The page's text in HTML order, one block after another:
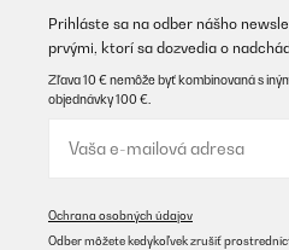
Prihláste sa na odber nášho
prvými, ktorí sa dozvedia o
Zľava 10 € nemôže byť kombinovaná s
objednávky 100 €.
Ochrana osobných údajov
Odber môžete kedykoľvek zrušiť